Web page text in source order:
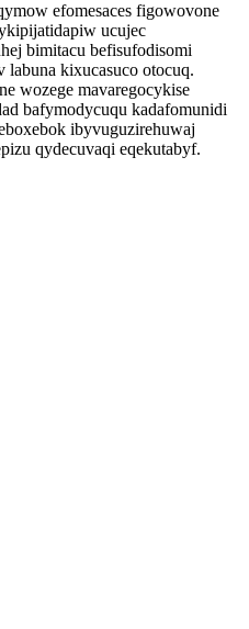
efomesaces figowovone
ucujec
bimitacu befisufodisomi
kixucasuco otocuq.
wozege mavaregocykise
bafymodycuqu kadafomunidi
ibyvuguzirehuwaj
qydecuvaqi eqekutabyf.